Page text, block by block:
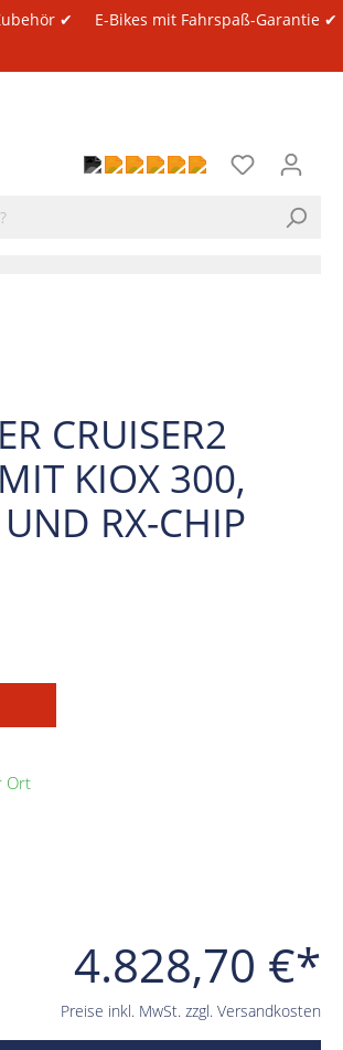
✔
E-Bikes mit Fahrspaß-Garantie ✔
CRUISER2
KIOX 300,
RX-CHIP
4.828,70 €*
Preise inkl. MwSt. zzgl. Versandkosten
Ort